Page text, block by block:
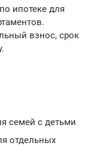
ипотеке для
взнос, срок
семей с детьми
отдельных